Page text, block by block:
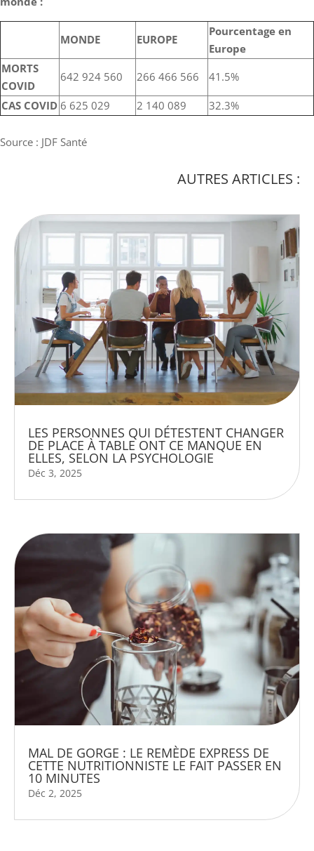
MONDE EUROPE
Pourcentage en
Europe
MORTS
COVID
642 924 560 266 466 566 41.5%
CAS COVID 6 625 029 2 140 089 32.3%
Source : JDF Santé
AUTRES ARTICLES :
LES PERSONNES QUI DÉTESTENT CHANGER
DE PLACE À TABLE ONT CE MANQUE EN
ELLES, SELON LA PSYCHOLOGIE
Déc 3, 2025
MAL DE GORGE : LE REMÈDE EXPRESS DE
CETTE NUTRITIONNISTE LE FAIT PASSER EN
10 MINUTES
Déc 2, 2025